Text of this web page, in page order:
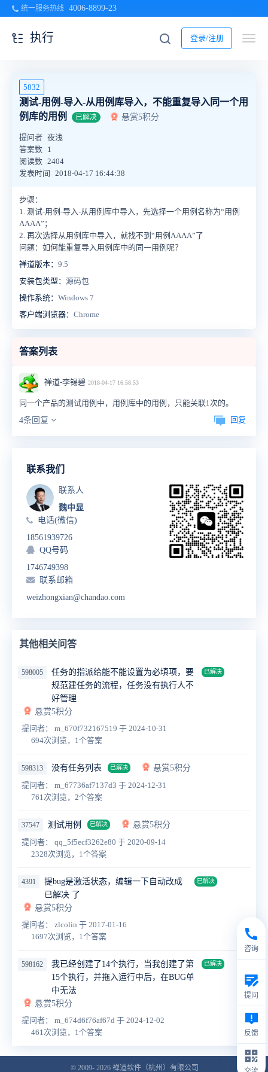
统一服务热线 4006-8899-23
登录/注册
执行
5832
测试-用例-导入-从用例库导入，不能重复导入同一个用
例库的用例
已解决 悬赏5积分
提问者 夜浅
答案数 1
阅读数 2404
发表时间
2018-04-17 16:44:38
步骤：
1. 测试-用例-导入-从用例库中导入，先选择一个用例名称为“用例
AAAA”；
2. 再次选择从用例库中导入，就找不到“用例AAAA”了
问题：如何能重复导入用例库中的同一用例呢？
禅道版本： 9.5
安装包类型： 源码包
操作系统： Windows 7
客户端浏览器： Chrome
答案列表
禅道-李锡碧 2018-04-17 16:58:53
同一个产品的测试用例中，用例库中的用例，只能关联1次的。
4条回复
回复
联系我们
联系人
魏中显
电话(微信)
18561939726
QQ号码
1746749398
联系邮箱
weizhongxian@chandao.com
其他相关问答
598005
任务的指派给能不能设置为必填项，要
规范建任务的流程，任务没有执行人不
好管理
已解决
悬赏5积分
提问者： m_670f732167519 于 2024-10-31
694次浏览，1个答案
598313 没有任务列表 已解决
悬赏5积分
提问者： m_67736af7137d3 于 2024-12-31
761次浏览，2个答案
37547 测试用例 已解决
悬赏5积分
提问者： qq_5f5ecf3262e80 于 2020-09-14
2328次浏览，1个答案
4391
提bug是激活状态，编辑一下自动改成
已解决 了
已解决
悬赏5积分
提问者： zlcolin 于 2017-01-16
1697次浏览，1个答案
598162
我已经创建了14个执行，当我创建了第
15个执行，并拖入运行中后，在BUG单
中无法
已解决
悬赏5积分
提问者： m_674d6f76af67d 于 2024-12-02
461次浏览，1个答案
© 2009- 2026 禅道软件（杭州）有限公司
咨询
提问
反馈